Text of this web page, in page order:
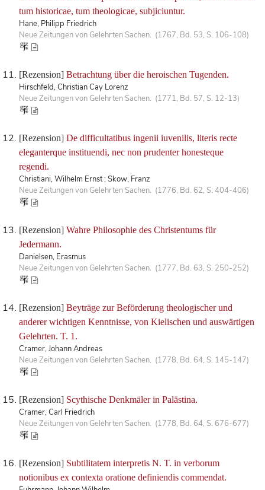
tum historicae, tum theologicae, subjiciuntur.
Hane, Philipp Friedrich
Neue Zeitungen von Gelehrten Sachen. (1767, Bd. 53, S. 106-108)
[Rezension] Betrachtung über die heroischen Tugenden.
Hirschfeld, Christian Cay Lorenz
Neue Zeitungen von Gelehrten Sachen. (1771, Bd. 57, S. 12-13)
[Rezension] De difficultatibus ingenii iuvenilis, literis recte
eleganterque instituendi, nec non prudenter honesteque
regendi.
Christiani, Wilhelm Ernst ; Skow, Franz
Neue Zeitungen von Gelehrten Sachen. (1776, Bd. 62, S. 404-406)
[Rezension] Wahre Philosophie des Christentums für
Jedermann.
Danielsen, Erasmus
Neue Zeitungen von Gelehrten Sachen. (1777, Bd. 63, S. 250-252)
[Rezension] Beyträge zur Beförderung theologischer und
anderer wichtigen Kenntnisse, von Kielischen und auswärtigen
Gelehrten. T. 1.
Cramer, Johann Andreas
Neue Zeitungen von Gelehrten Sachen. (1778, Bd. 64, S. 145-147)
[Rezension] Scythische Denkmäler in Palästina.
Cramer, Carl Friedrich
Neue Zeitungen von Gelehrten Sachen. (1778, Bd. 64, S. 676-677)
[Rezension] Subtilitatem interpretis N. T. in verborum
notionibus ex contexta oratione definiendis commendat.